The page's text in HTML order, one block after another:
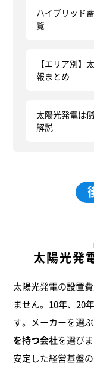
ハイブリッド
覧
【エリア別】
報まとめ
太陽光発電は
解説
太陽光発
太陽光発電の設置
ません。10年、20
す。メーカーを選
を持つ会社を選びま
安定した経営基盤